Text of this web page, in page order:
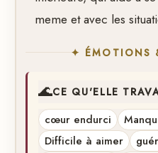
meme et avec les
✦ ÉMOTIONS
🌊CE QU'ELLE
cœur endurci
Difficile à aimer